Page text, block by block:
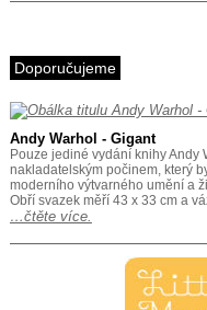
Doporučujeme
Andy Warhol - Gigant
Pouze jediné vydání knihy Andy
nakladatelským počinem, který
moderního výtvarného umění a
Obří svazek měří 43 x 33 cm a
…čtěte více.